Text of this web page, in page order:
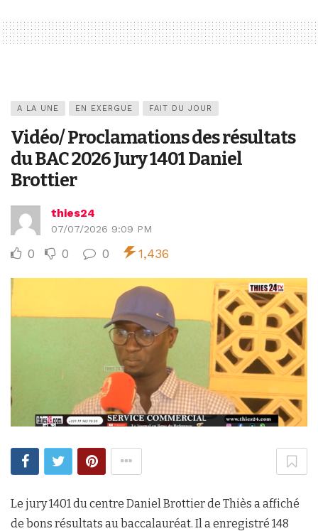
A LA UNE EN EXERGUE FAIT DU JOUR
Vidéo/ Proclamations des résultats
du BAC 2026 Jury 1401 Daniel
Brottier
thies24
07/07/2026 9:09 PM
0 0 0 1,436
Le jury 1401 du centre Daniel Brottier de Thiès a affiché
de bons résultats au baccalauréat. Il a enregistré 148